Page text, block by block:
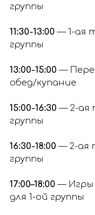
группы
11:30-13:00 — 1-ая
группы
13:00-15:00 —
обед/купание
15:00-16:30— 2-ая
группы
16:30-18:00 — 2-ая
группы
17:00–18:00 — Игры
для 1-ой группы